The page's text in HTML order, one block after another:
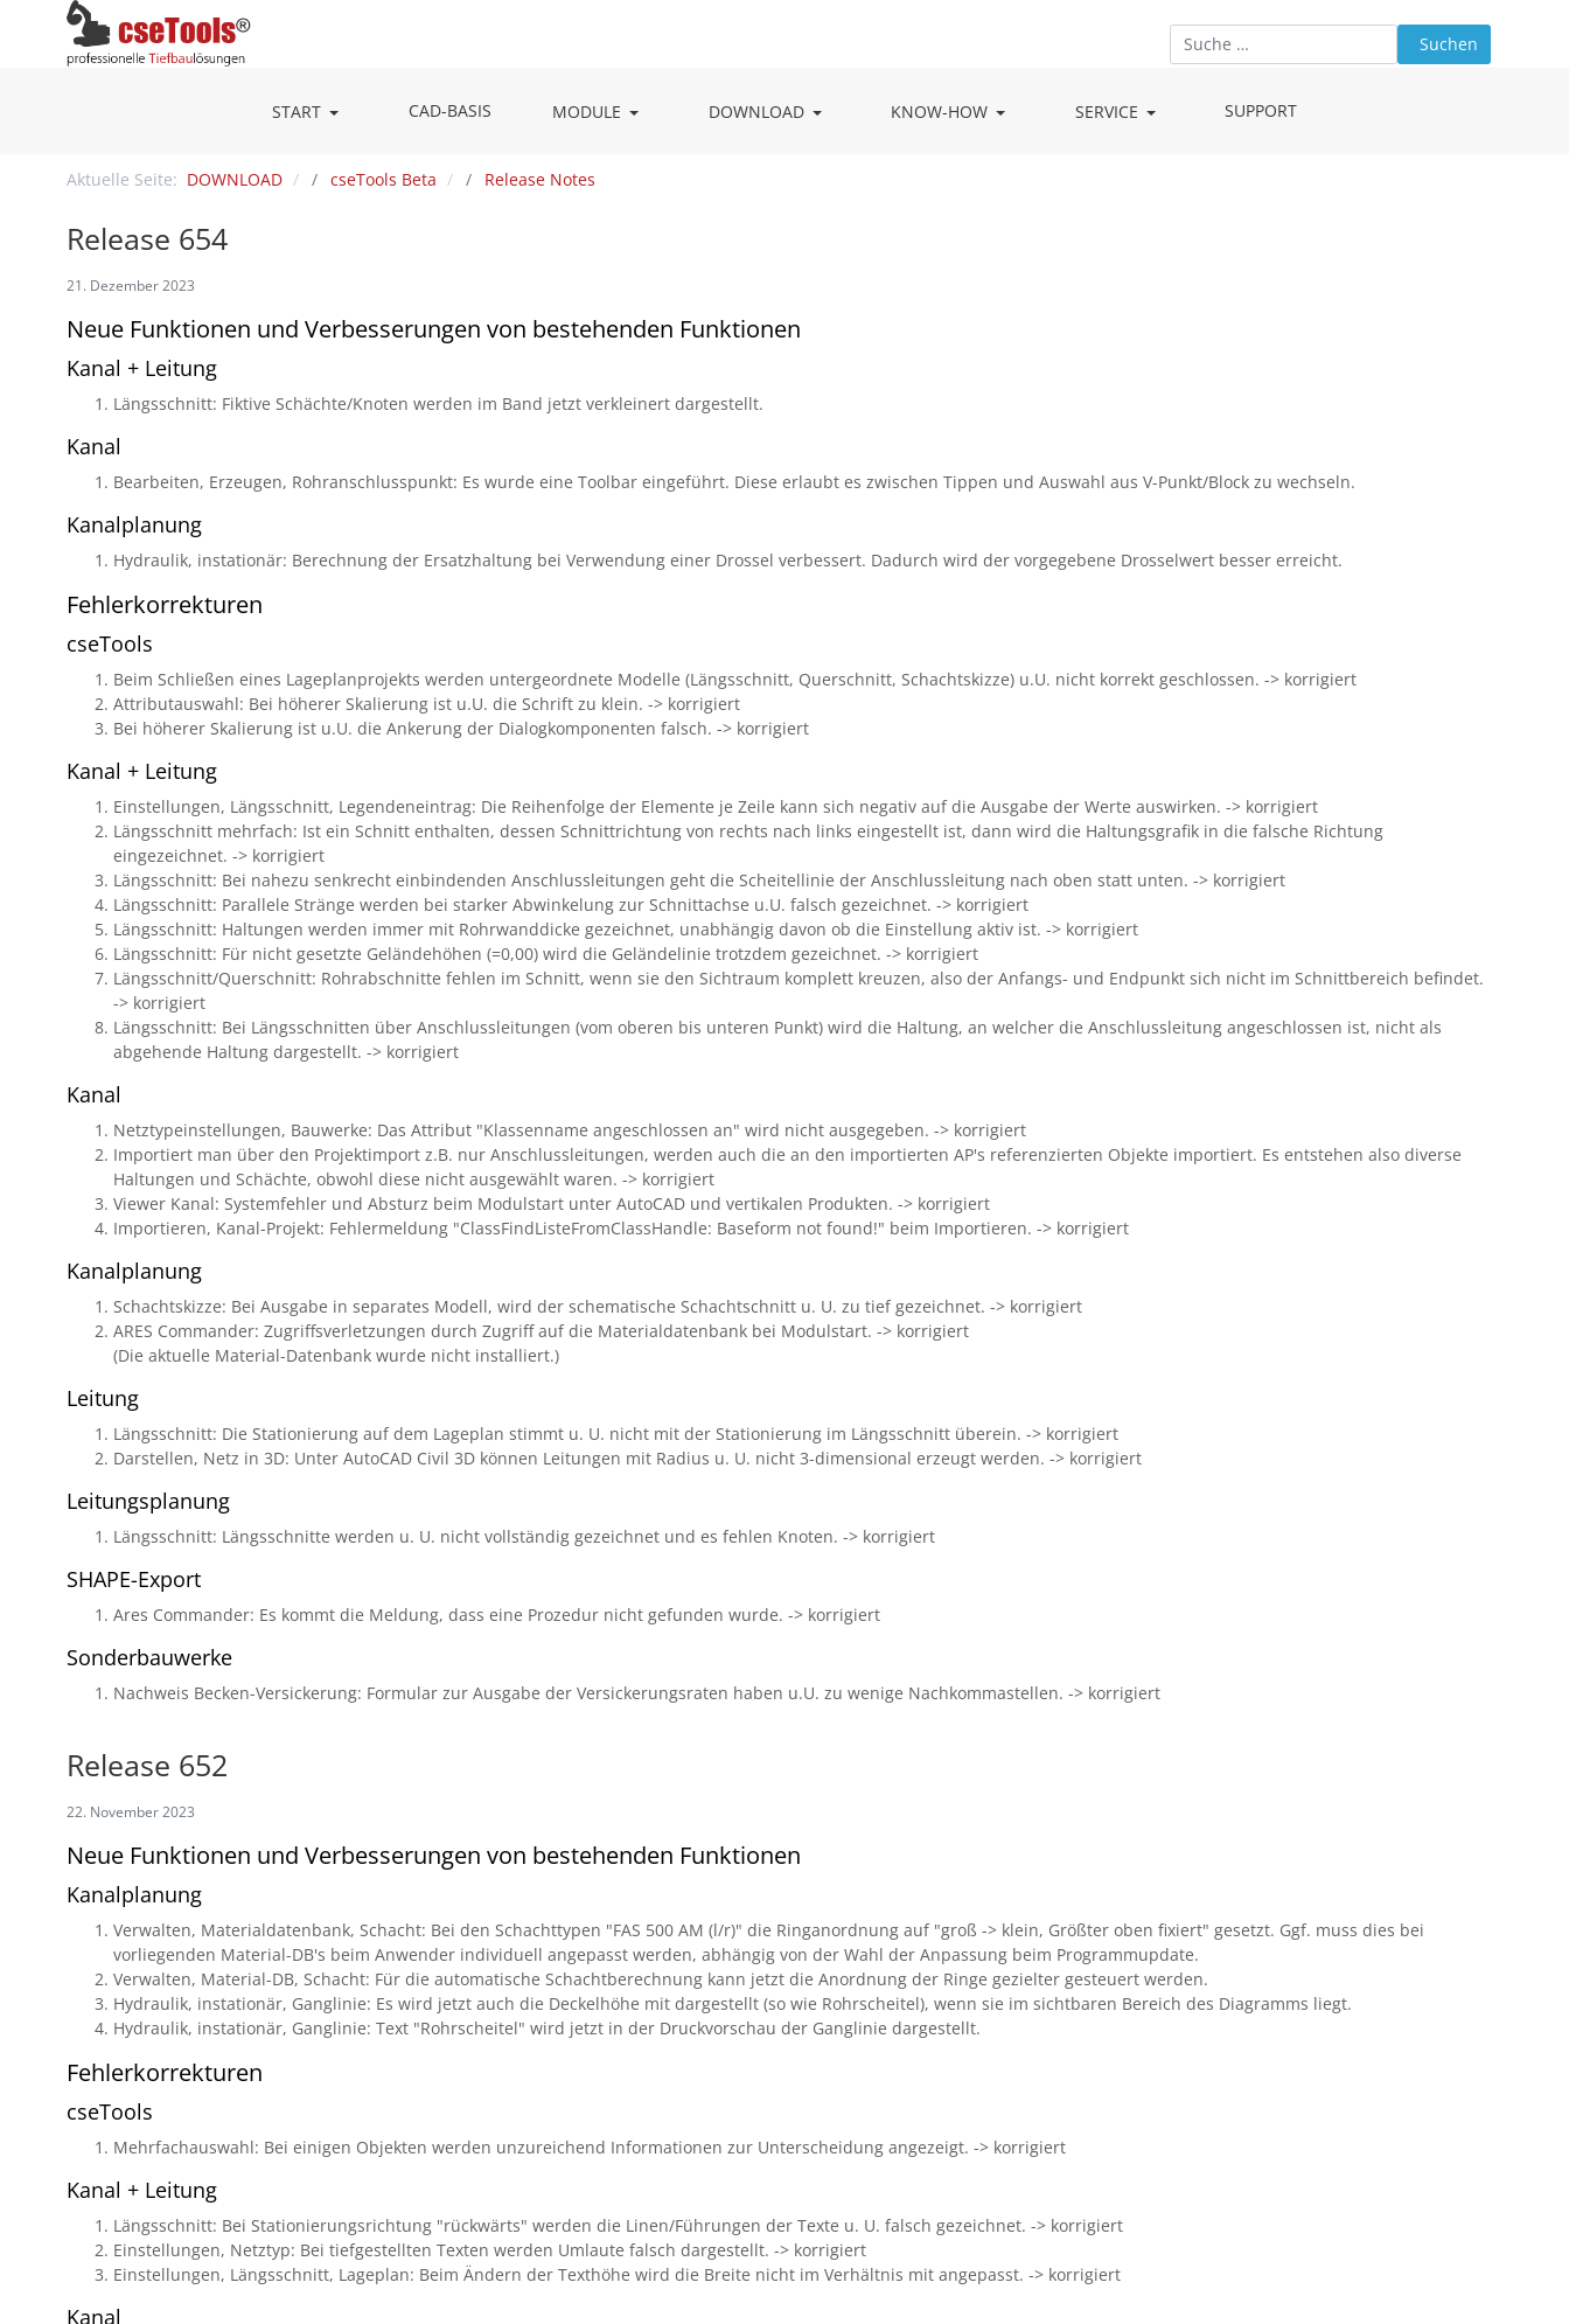
Suchen
START CAD-BASIS MODULE DOWNLOAD KNOW-HOW SERVICE SUPPORT
Aktuelle Seite: DOWNLOAD cseTools Beta Release Notes
Release 654
21. Dezember 2023
Neue Funktionen und Verbesserungen von bestehenden Funktionen
Kanal + Leitung
Längsschnitt: Fiktive Schächte/Knoten werden im Band jetzt verkleinert dargestellt.
Kanal
Bearbeiten, Erzeugen, Rohranschlusspunkt: Es wurde eine Toolbar eingeführt. Diese erlaubt es zwischen Tippen und Auswahl aus V-Punkt/Block zu wechseln.
Kanalplanung
Hydraulik, instationär: Berechnung der Ersatzhaltung bei Verwendung einer Drossel verbessert. Dadurch wird der vorgegebene Drosselwert besser erreicht.
Fehlerkorrekturen
cseTools
Beim Schließen eines Lageplanprojekts werden untergeordnete Modelle (Längsschnitt, Querschnitt, Schachtskizze) u.U. nicht korrekt geschlossen. -> korrigiert
Attributauswahl: Bei höherer Skalierung ist u.U. die Schrift zu klein. -> korrigiert
Bei höherer Skalierung ist u.U. die Ankerung der Dialogkomponenten falsch. -> korrigiert
Kanal + Leitung
Einstellungen, Längsschnitt, Legendeneintrag: Die Reihenfolge der Elemente je Zeile kann sich negativ auf die Ausgabe der Werte auswirken. -> korrigiert
Längsschnitt mehrfach: Ist ein Schnitt enthalten, dessen Schnittrichtung von rechts nach links eingestellt ist, dann wird die Haltungsgrafik in die falsche Richtung
eingezeichnet. -> korrigiert
Längsschnitt: Bei nahezu senkrecht einbindenden Anschlussleitungen geht die Scheitellinie der Anschlussleitung nach oben statt unten. -> korrigiert
Längsschnitt: Parallele Stränge werden bei starker Abwinkelung zur Schnittachse u.U. falsch gezeichnet. -> korrigiert
Längsschnitt: Haltungen werden immer mit Rohrwanddicke gezeichnet, unabhängig davon ob die Einstellung aktiv ist. -> korrigiert
Längsschnitt: Für nicht gesetzte Geländehöhen (=0,00) wird die Geländelinie trotzdem gezeichnet. -> korrigiert
Längsschnitt/Querschnitt: Rohrabschnitte fehlen im Schnitt, wenn sie den Sichtraum komplett kreuzen, also der Anfangs- und Endpunkt sich nicht im Schnittbereich befindet.
-> korrigiert
Längsschnitt: Bei Längsschnitten über Anschlussleitungen (vom oberen bis unteren Punkt) wird die Haltung, an welcher die Anschlussleitung angeschlossen ist, nicht als
abgehende Haltung dargestellt. -> korrigiert
Kanal
Netztypeinstellungen, Bauwerke: Das Attribut "Klassenname angeschlossen an" wird nicht ausgegeben. -> korrigiert
Importiert man über den Projektimport z.B. nur Anschlussleitungen, werden auch die an den importierten AP's referenzierten Objekte importiert. Es entstehen also diverse
Haltungen und Schächte, obwohl diese nicht ausgewählt waren. -> korrigiert
Viewer Kanal: Systemfehler und Absturz beim Modulstart unter AutoCAD und vertikalen Produkten. -> korrigiert
Importieren, Kanal-Projekt: Fehlermeldung "ClassFindListeFromClassHandle: Baseform not found!" beim Importieren. -> korrigiert
Kanalplanung
Schachtskizze: Bei Ausgabe in separates Modell, wird der schematische Schachtschnitt u. U. zu tief gezeichnet. -> korrigiert
ARES Commander: Zugriffsverletzungen durch Zugriff auf die Materialdatenbank bei Modulstart. -> korrigiert
(Die aktuelle Material-Datenbank wurde nicht installiert.)
Leitung
Längsschnitt: Die Stationierung auf dem Lageplan stimmt u. U. nicht mit der Stationierung im Längsschnitt überein. -> korrigiert
Darstellen, Netz in 3D: Unter AutoCAD Civil 3D können Leitungen mit Radius u. U. nicht 3-dimensional erzeugt werden. -> korrigiert
Leitungsplanung
Längsschnitt: Längsschnitte werden u. U. nicht vollständig gezeichnet und es fehlen Knoten. -> korrigiert
SHAPE-Export
Ares Commander: Es kommt die Meldung, dass eine Prozedur nicht gefunden wurde. -> korrigiert
Sonderbauwerke
Nachweis Becken-Versickerung: Formular zur Ausgabe der Versickerungsraten haben u.U. zu wenige Nachkommastellen. -> korrigiert
Release 652
22. November 2023
Neue Funktionen und Verbesserungen von bestehenden Funktionen
Kanalplanung
Verwalten, Materialdatenbank, Schacht: Bei den Schachttypen "FAS 500 AM (l/r)" die Ringanordnung auf "groß -> klein, Größter oben fixiert" gesetzt. Ggf. muss dies bei
vorliegenden Material-DB's beim Anwender individuell angepasst werden, abhängig von der Wahl der Anpassung beim Programmupdate.
Verwalten, Material-DB, Schacht: Für die automatische Schachtberechnung kann jetzt die Anordnung der Ringe gezielter gesteuert werden.
Hydraulik, instationär, Ganglinie: Es wird jetzt auch die Deckelhöhe mit dargestellt (so wie Rohrscheitel), wenn sie im sichtbaren Bereich des Diagramms liegt.
Hydraulik, instationär, Ganglinie: Text "Rohrscheitel" wird jetzt in der Druckvorschau der Ganglinie dargestellt.
Fehlerkorrekturen
cseTools
Mehrfachauswahl: Bei einigen Objekten werden unzureichend Informationen zur Unterscheidung angezeigt. -> korrigiert
Kanal + Leitung
Längsschnitt: Bei Stationierungsrichtung "rückwärts" werden die Linen/Führungen der Texte u. U. falsch gezeichnet. -> korrigiert
Einstellungen, Netztyp: Bei tiefgestellten Texten werden Umlaute falsch dargestellt. -> korrigiert
Einstellungen, Längsschnitt, Lageplan: Beim Ändern der Texthöhe wird die Breite nicht im Verhältnis mit angepasst. -> korrigiert
Kanal